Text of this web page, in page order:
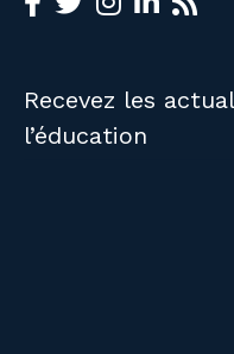
Recevez les
l’éducation